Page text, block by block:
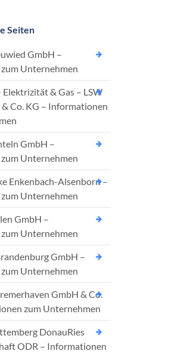
Seiten
GmbH –
Unternehmen
& Gas – LSW
Co. KG – Informationen
GmbH –
Unternehmen
Enkenbach-Alsenborn –
Unternehmen
GmbH –
Unternehmen
GmbH –
Unternehmen
GmbH & Co.
zum Unternehmen
DonauRies
ODR – Informationen